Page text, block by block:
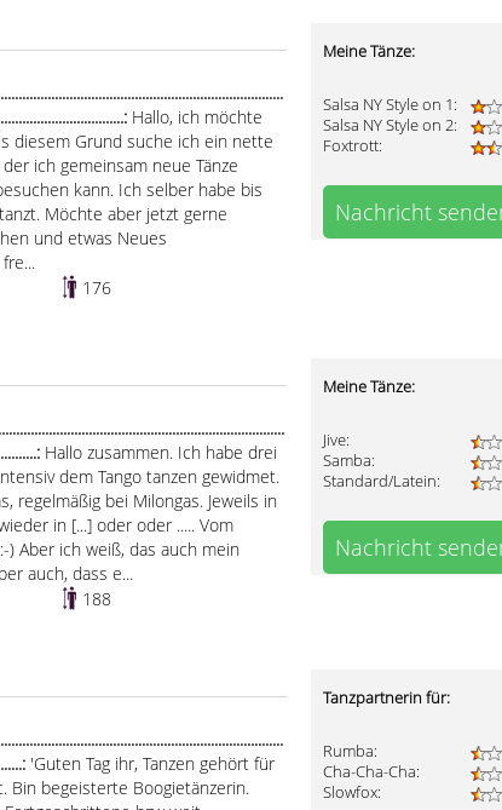
Hallo, ich möchte
diesem Grund suche ich ein nette
ich gemeinsam neue Tänze
kann. Ich selber habe bis
Möchte aber jetzt gerne
und etwas Neues
176
Meine Tänze:
Salsa NY Style on 1:
Salsa NY Style on 2:
Foxtrott:
Nachricht
Hallo zusammen. Ich habe drei
dem Tango tanzen gewidmet.
regelmäßig bei Milongas. Jeweils in
in [...] oder oder ..... Vom
Aber ich weiß, das auch mein
auch, dass e...
188
Meine Tänze:
Jive:
Samba:
Standard/Latein:
Nachricht
'Guten Tag ihr, Tanzen gehört für
Bin begeisterte Boogietänzerin.
Tanzpartnerin für:
Rumba:
Cha-Cha-Cha:
Slowfox: